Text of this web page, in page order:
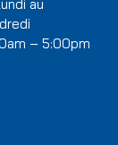
au
– 5:00pm